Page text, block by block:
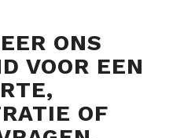
ONS
VOOR EEN
OF